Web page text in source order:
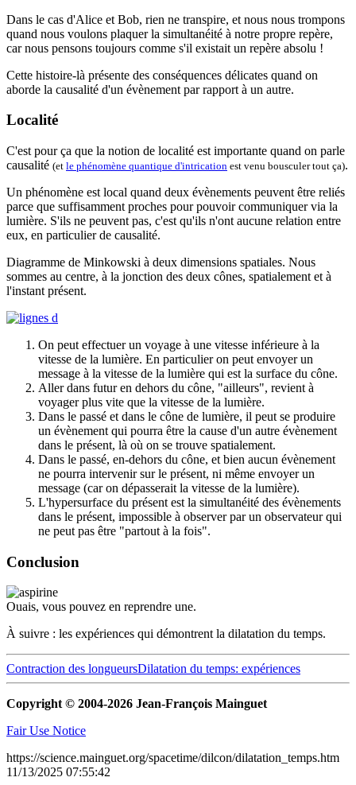
Dans le cas d'Alice et Bob, rien ne transpire, et nous nous trompons
quand nous voulons plaquer la simultanéité à notre propre repère,
car nous pensons toujours comme s'il existait un repère absolu !
Cette histoire-là présente des conséquences délicates quand on
aborde la causalité d'un évènement par rapport à un autre.
Localité
C'est pour ça que la notion de localité est importante quand on parle
causalité (et le phénomène quantique d'intrication est venu bousculer tout ça).
Un phénomène est local quand deux évènements peuvent être reliés
parce que suffisamment proches pour pouvoir communiquer via la
lumière. S'ils ne peuvent pas, c'est qu'ils n'ont aucune relation entre
eux, en particulier de causalité.
Diagramme de Minkowski à deux dimensions spatiales. Nous
sommes au centre, à la jonction des deux cônes, spatialement et à
l'instant présent.
On peut effectuer un voyage à une vitesse inférieure à la
vitesse de la lumière. En particulier on peut envoyer un
message à la vitesse de la lumière qui est la surface du cône.
Aller dans futur en dehors du cône, "ailleurs", revient à
voyager plus vite que la vitesse de la lumière.
Dans le passé et dans le cône de lumière, il peut se produire
un évènement qui pourra être la cause d'un autre évènement
dans le présent, là où on se trouve spatialement.
Dans le passé, en-dehors du cône, et bien aucun évènement
ne pourra intervenir sur le présent, ni même envoyer un
message (car on dépasserait la vitesse de la lumière).
L'hypersurface du présent est la simultanéité des évènements
dans le présent, impossible à observer par un observateur qui
ne peut pas être "partout à la fois".
Conclusion
Ouais, vous pouvez en reprendre une.
À suivre : les expériences qui démontrent la dilatation du temps.
Contraction des longueursDilatation du temps: expériences
Copyright © 2004-2026 Jean-François Mainguet
Fair Use Notice
https://science.mainguet.org/spacetime/dilcon/dilatation_temps.htm
11/13/2025 07:55:42